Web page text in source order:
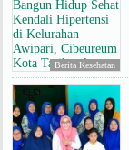
Berita Kesehatan